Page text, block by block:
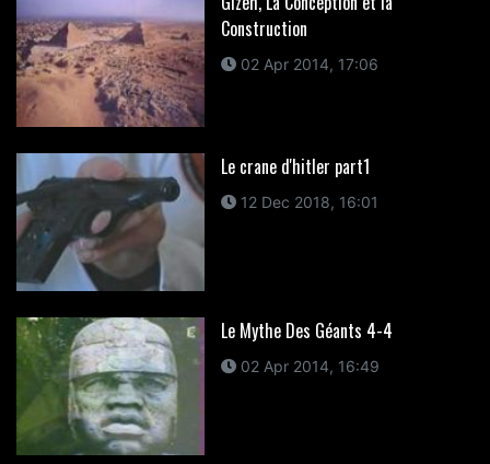
Construction
02 Apr 2014, 17:06
Le crane d'hitler part1
12 Dec 2018, 16:01
Le Mythe Des Géants 4-4
02 Apr 2014, 16:49